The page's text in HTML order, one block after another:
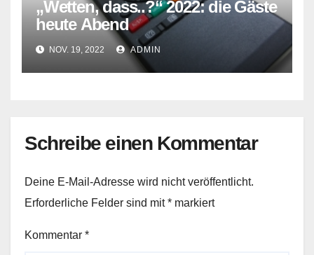
„Wetten, dass..?“ 2022: die Gäste
heute Abend
NOV. 19, 2022 ADMIN
Schreibe einen Kommentar
Deine E-Mail-Adresse wird nicht veröffentlicht.
Erforderliche Felder sind mit* markiert
Kommentar *